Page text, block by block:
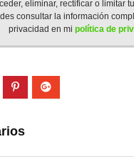
eliminar, rectificar o limitar
consultar la información
privacidad en mi política de